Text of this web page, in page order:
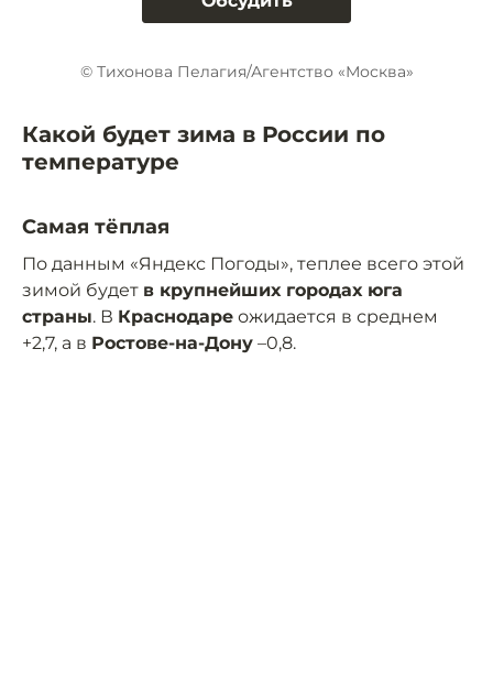
© Тихонова Пелагия/Агентство «Москва»
Какой будет зима в России по
температуре
Самая тёплая
По данным «Яндекс Погоды», теплее всего этой
зимой будет в крупнейших городах юга
страны. В Краснодаре ожидается в среднем
+2,7, а в Ростове-на-Дону –0,8.